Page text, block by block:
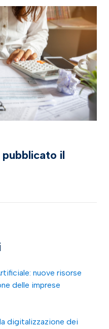
pubblicato il
nuove risorse
delle imprese
digitalizzazione dei